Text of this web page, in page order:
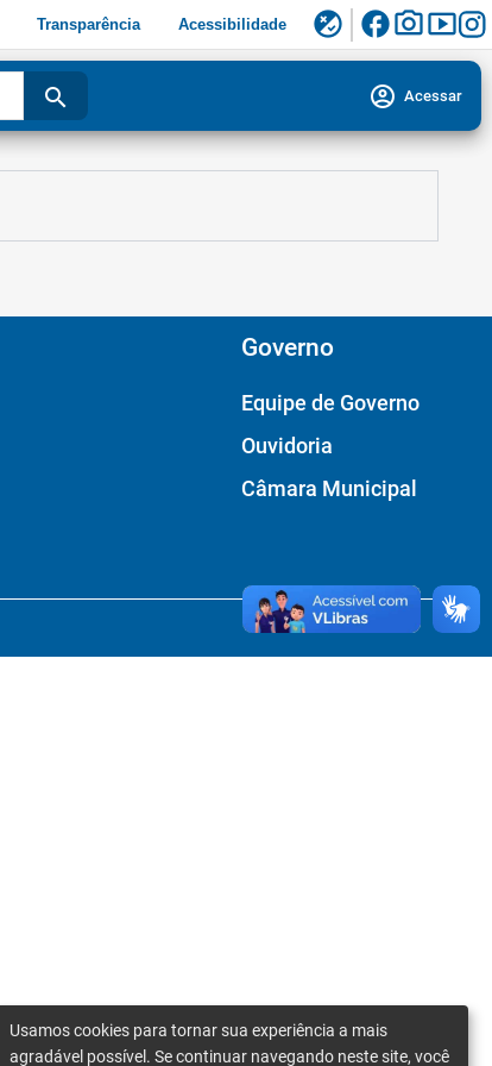
Transparência Acessibilidade flaky facebookphoto_camerasmart_display
search account_circle Acessar
Governo
Equipe de Governo
Ouvidoria
Câmara Municipal
Usamos cookies para tornar sua experiência a mais
agradável possível. Se continuar navegando neste site, você